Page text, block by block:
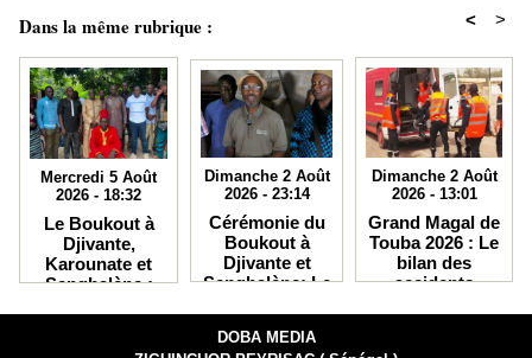
Dans la même rubrique : < >
Mercredi 5 Août
2026 - 18:32
Le Boukout à
Djivante,
Karounate et
Senghalène :
Dimanche 2 Août
2026 - 23:14
Cérémonie du
Boukout à
Djivante et
Senghalène: Le
affine les
Dimanche 2 Août
2026 - 13:01
Grand Magal de
Touba 2026 : Le
bilan des
accidents
DOBA MEDIA